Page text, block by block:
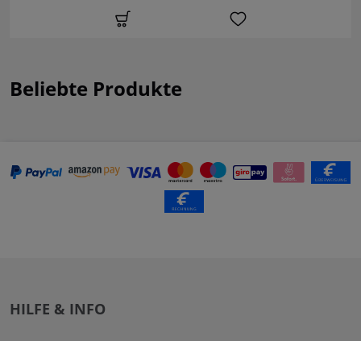
Beliebte Produkte
HILFE & INFO